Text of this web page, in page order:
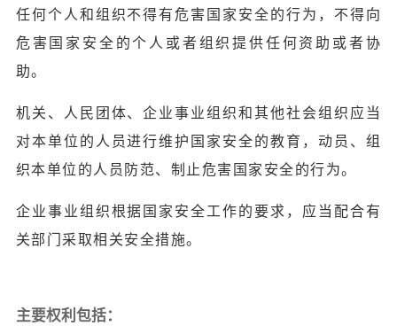
任何个人和组织不得有危害国家安全的行为，不得向
危害国家安全的个人或者组织提供任何资助或者协
助。
机关、人民团体、企业事业组织和其他社会组织应当
对本单位的人员进行维护国家安全的教育，动员、组
织本单位的人员防范、制止危害国家安全的行为。
企业事业组织根据国家安全工作的要求，应当配合有
关部门采取相关安全措施。
主要权利包括：